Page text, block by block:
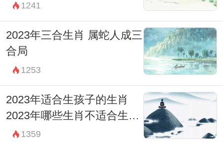
1241
2023年三合生肖 属蛇人成三
合局
1253
2023年适合生孩子的生肖
2023年哪些生肖不适合生孩
子 1359